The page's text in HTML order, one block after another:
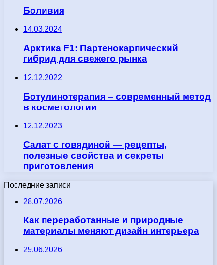
Боливия
14.03.2024
Арктика F1: Партенокарпический
гибрид для свежего рынка
12.12.2022
Ботулинотерапия – современный метод
в косметологии
12.12.2023
Салат с говядиной — рецепты,
полезные свойства и секреты
приготовления
Последние записи
28.07.2026
Как переработанные и природные
материалы меняют дизайн интерьера
29.06.2026